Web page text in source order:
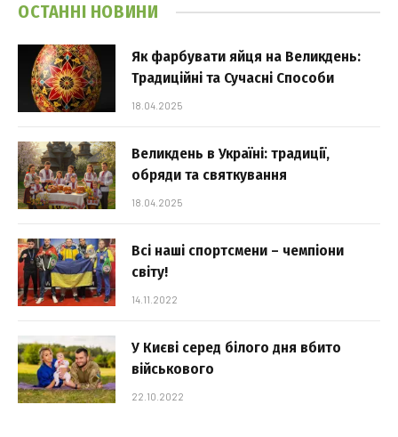
ОСТАННІ НОВИНИ
Як фарбувати яйця на Великдень:
Традиційні та Сучасні Способи
18.04.2025
Великдень в Україні: традиції,
обряди та святкування
18.04.2025
Всі наші спортсмени – чемпіони
світу!
14.11.2022
У Києві серед білого дня вбито
військового
22.10.2022